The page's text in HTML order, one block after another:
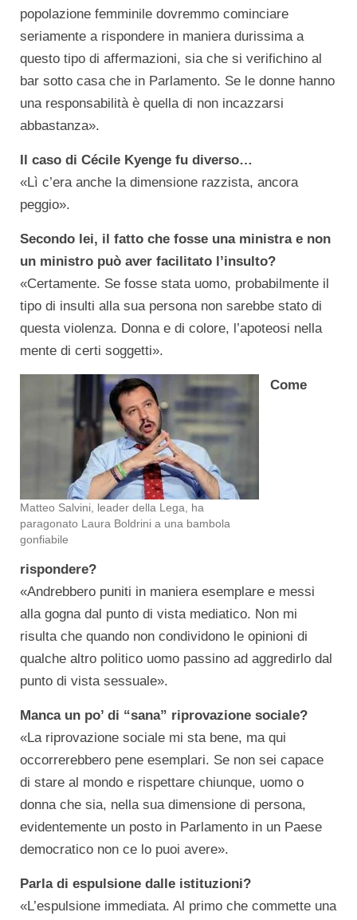
popolazione femminile dovremmo cominciare
seriamente a rispondere in maniera durissima a
questo tipo di affermazioni, sia che si verifichino al
bar sotto casa che in Parlamento. Se le donne hanno
una responsabilità è quella di non incazzarsi
abbastanza».
Il caso di Cécile Kyenge fu diverso…
«Lì c’era anche la dimensione razzista, ancora
peggio».
Secondo lei, il fatto che fosse una ministra e non
un ministro può aver facilitato l’insulto?
«Certamente. Se fosse stata uomo, probabilmente il
tipo di insulti alla sua persona non sarebbe stato di
questa violenza. Donna e di colore, l’apoteosi nella
mente di certi soggetti».
Matteo Salvini, leader della Lega, ha
paragonato Laura Boldrini a una bambola
gonfiabile
Come
rispondere?
«Andrebbero puniti in maniera esemplare e messi
alla gogna dal punto di vista mediatico. Non mi
risulta che quando non condividono le opinioni di
qualche altro politico uomo passino ad aggredirlo dal
punto di vista sessuale».
Manca un po’ di “sana” riprovazione sociale?
«La riprovazione sociale mi sta bene, ma qui
occorrerebbero pene esemplari. Se non sei capace
di stare al mondo e rispettare chiunque, uomo o
donna che sia, nella sua dimensione di persona,
evidentemente un posto in Parlamento in un Paese
democratico non ce lo puoi avere».
Parla di espulsione dalle istituzioni?
«L’espulsione immediata. Al primo che commette una